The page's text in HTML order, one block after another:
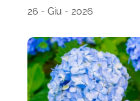
26 - Giu - 2026